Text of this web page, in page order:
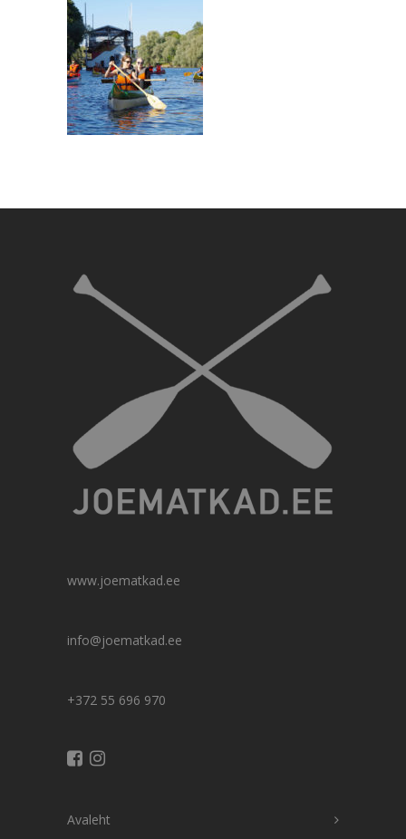
www.joematkad.ee
info@joematkad.ee
+372 55 696 970
Avaleht